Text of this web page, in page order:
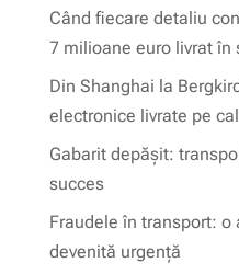
Când fiecare detaliu
7 milioane euro livrat în
Din Shanghai la
electronice livrate pe
Gabarit depășit:
succes
Fraudele în transport: o
devenită urgență